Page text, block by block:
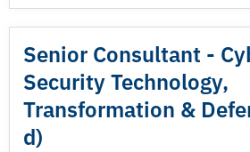
Senior Consultant -
Security Technology,
Transformation &
d)